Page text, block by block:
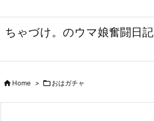
ちゃづけ。のウマ娘奮闘日記
Home > おはガチャ